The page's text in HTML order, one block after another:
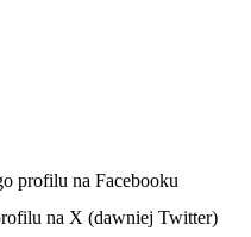
karcie
profilu na Facebooku
na X (dawniej Twitter)